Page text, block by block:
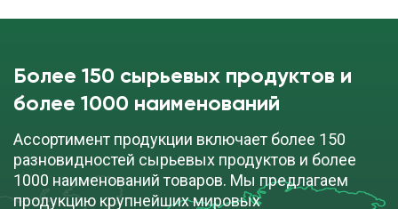
Аэросил R 812
мешок (10 кг) cкачать TDS
ПОД ЗАКАЗ
Более 150 сырьевых продуктов и
более 1000 наименований
Ассортимент продукции включает более 150
разновидностей сырьевых продуктов и более
1000 наименований товаров. Мы предлагаем
продукцию крупнейших мировых